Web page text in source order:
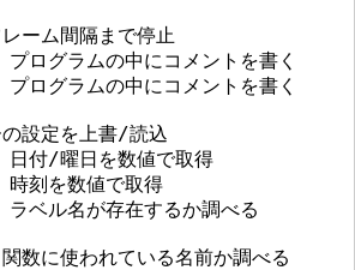
ーム間隔まで停止
プログラムの中にコメントを書く
プログラムの中にコメントを書く
設定を上書/読込
日付/曜日を数値で取得
時刻を数値で取得
ラベル名が存在するか調べる
数に使われている名前か調べる